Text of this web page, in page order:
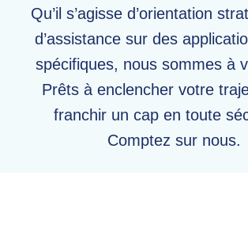
Qu’il s’agisse d’orientation
d’assistance sur des
spécifiques, nous sommes à
Prêts à enclencher votre
franchir un cap en toute
Comptez sur nous.